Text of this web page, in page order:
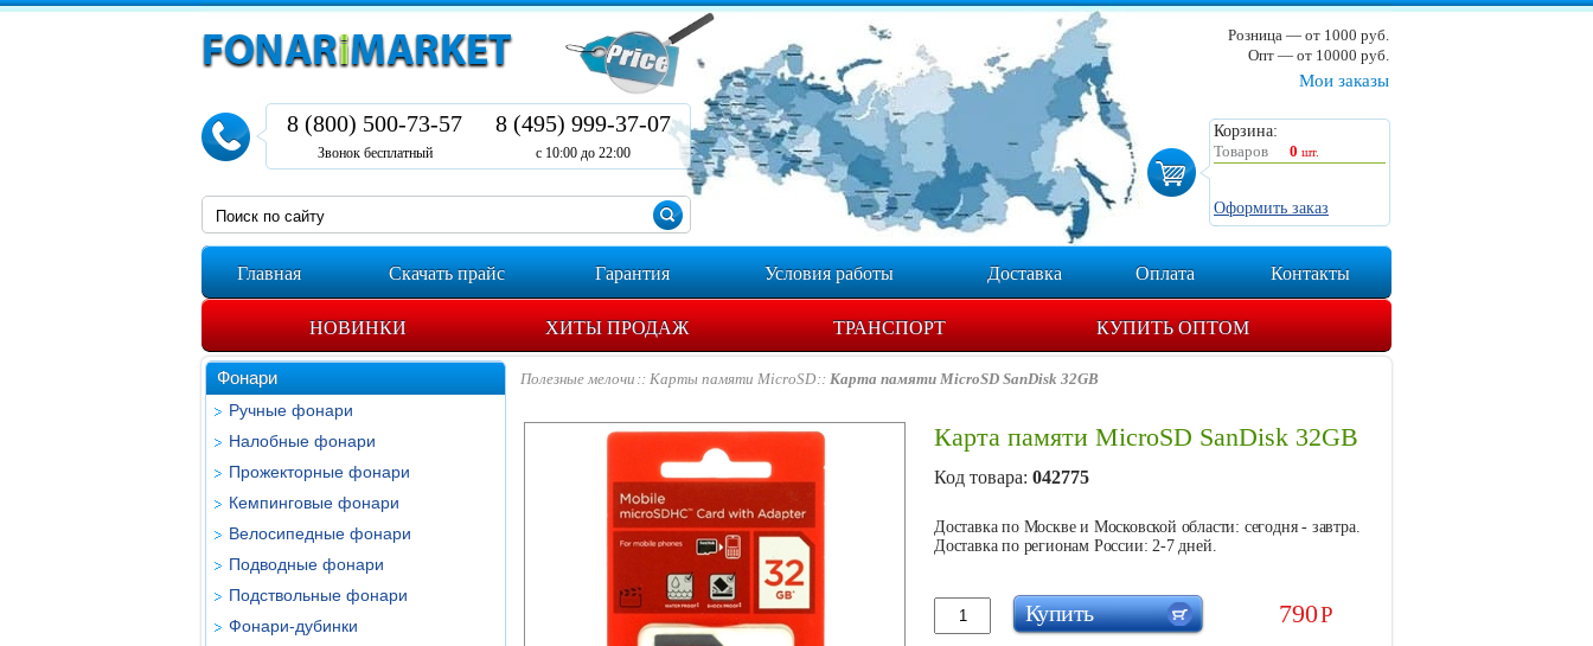
Мои заказы
Корзина:
Товаров
0 шт.
Оформить заказ
8 (800) 500-73-57
Звонок бесплатный
8 (495) 999-37-07
с 10:00 до 22:00
Розница — от 1000 руб.
Опт — от 10000 руб.
Главная Скачать прайс Гарантия Условия работы Доставка Оплата Контакты
НОВИНКИ ХИТЫ ПРОДАЖ ТРАНСПОРТ КУПИТЬ ОПТОМ
Фонари
Ручные фонари
Налобные фонари
Прожекторные фонари
Кемпинговые фонари
Велосипедные фонари
Подводные фонари
Подствольные фонари
Фонари-дубинки
Полезные мелочи Карты памяти MicroSD Карта памяти MicroSD SanDisk 32GB
Карта памяти MicroSD SanDisk 32GB
Код товара: 042775
Доставка по Москве и Московской области: сегодня - завтра.
Доставка по регионам России: 2-7 дней.
790Р
Купить